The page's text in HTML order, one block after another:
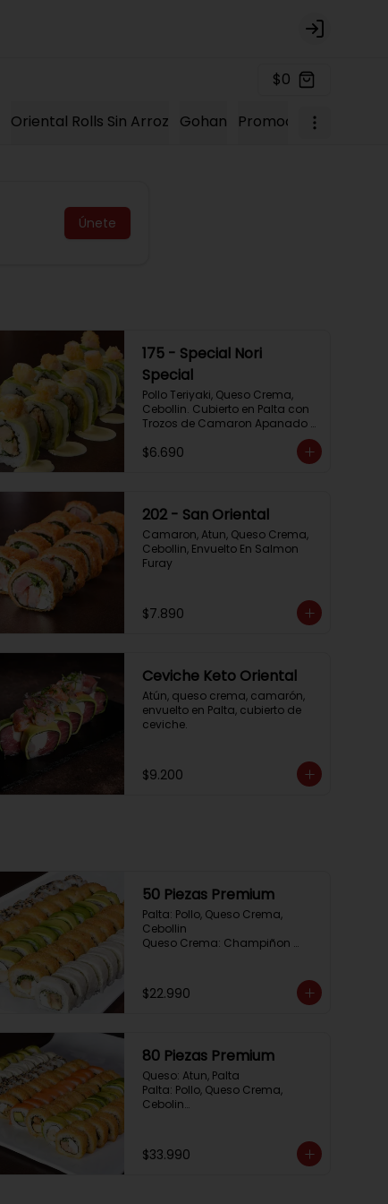
Login
$0
Oriental Rolls Sin Arroz Gohan Promociones 2023
Únete
175 - Special Nori
Special
Pollo Teriyaki, Queso Crema,
Cebollin. Cubierto en Palta con
Trozos de Camaron Apanado
$6.690
202 - San Oriental
Camaron, Atun, Queso Crema,
Cebollin, Envuelto En Salmon
Furay
$7.890
Ceviche Keto Oriental
Atún, queso crema, camarón,
envuelto en Palta, cubierto de
ceviche.
$9.200
50 Piezas Premium
Palta: Pollo, Queso Crema,
Cebollin
Queso Crema: Champiñon
Sesamo: Salmon, Cebollin
Frito 1: Camaron, Queso Crema,
$22.990
80 Piezas Premium
Queso: Atun, Palta
Palta: Pollo, Queso Crema,
Cebolin
Palta: Camaron, Queso Crema
Frito 1: Champiñon Tempura,
$33.990